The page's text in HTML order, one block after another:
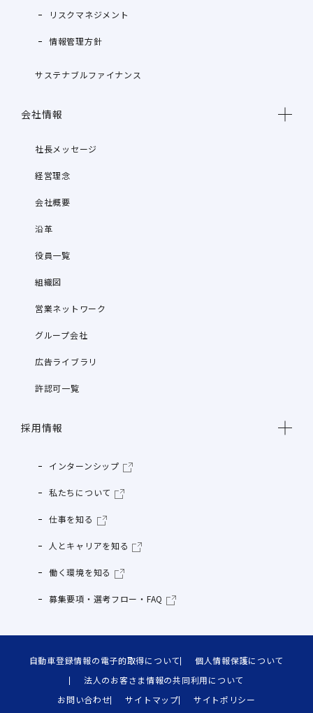
リスクマネジメント
情報管理方針
サステナブルファイナンス
会社情報
社長メッセージ
経営理念
会社概要
沿革
役員一覧
組織図
営業ネットワーク
グループ会社
広告ライブラリ
許認可一覧
採用情報
インターンシップ
私たちについて
仕事を知る
人とキャリアを知る
働く環境を知る
募集要項・選考フロー・FAQ
自動車登録情報の電子的取得について
個人情報保護について
法人のお客さま情報の共同利用について
お問い合わせ
サイトマップ サイトポリシー